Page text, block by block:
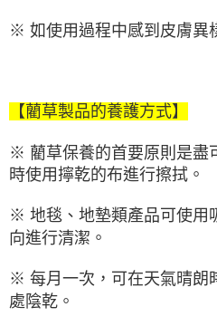
※ 如使用過程中感到皮膚異
【藺草製品的養護方式】
※ 藺草保養的首要原則是盡
時使用擰乾的布進行擦拭。
※ 地毯、地墊類產品可使用
向進行清潔。
※ 每月一次，可在天氣晴朗
處陰乾。